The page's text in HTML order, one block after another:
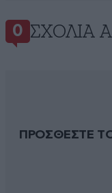
0 ΣΧΌΛΙΑ
ΠΡΟΣΘΕΣΤΕ